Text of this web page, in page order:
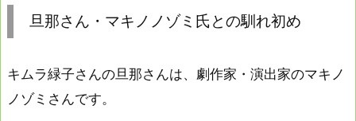
旦那さん・マキノノゾミ氏との馴れ初め
キムラ緑子さんの旦那さんは、劇作家・演出家のマキノ
ノゾミさんです。